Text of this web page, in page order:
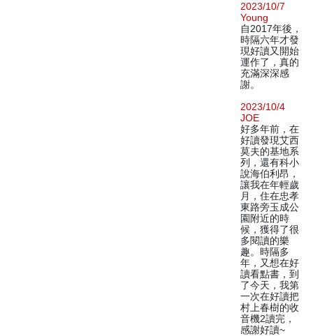
2023/10/7
Young
自2017年後，
時隔六年才發
現好讀又開始
運作了，真的
充滿深深感
謝。
2023/10/4
JOE
好多年前，在
好讀發現艾西
莫夫的基地系
列，還有科小
說海伯利昂，
讓我在年輕歲
月，住在忠孝
東路旁玉成公
園附近的時
候，獲得了很
多閱讀的樂
趣。時隔多
年，又想在好
讀看點書，到
了今天，我第
一次在好讀把
村上春樹的收
音機2讀完，
感謝好讀~